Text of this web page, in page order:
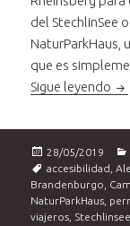
del StechlinSee
NaturParkHaus,
que es
Sigue leyendo
Publicado
el
28/05/2019
Etiquetas
accesibilidad ,
Brandenburgo
NaturParkHaus
viajeros Stechlinsee